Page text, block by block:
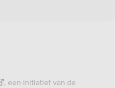
, een initiatief van de